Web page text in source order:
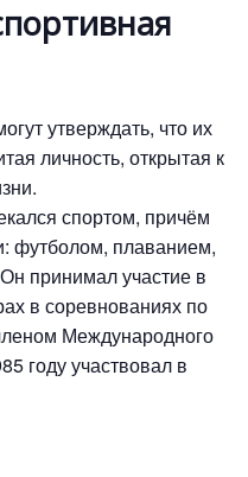
утверждать, что их
личность, открытая к
спортом, причём
футболом, плаванием,
принимал участие в
в соревнованиях по
Международного
году участвовал в